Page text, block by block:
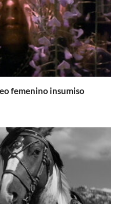
femenino insumiso